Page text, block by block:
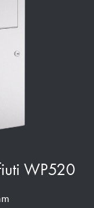
WP520